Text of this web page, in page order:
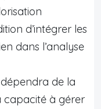
d’intégrer les
dans l’analyse
de la
capacité à gérer